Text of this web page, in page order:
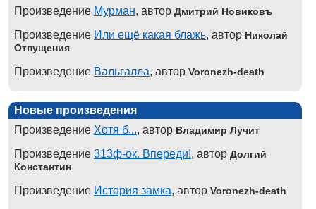
Произведение Мурман, автор Дмитрий Новиковъ
Произведение Или ещё какая блажь, автор Николай
Отпущения
Произведение Вальгалла, автор Voronezh-death
Новые произведения
Произведение Хотя б..., автор Владимир Лучит
Произведение 313ф-ок. Впереди!, автор Долгий
Константин
Произведение История замка, автор Voronezh-death